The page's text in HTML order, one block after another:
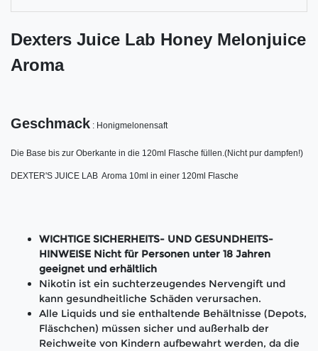
Dexters Juice Lab Honey Melonjuice
Aroma
Geschmack : Honigmelonensaft
Die Base bis zur Oberkante in die 120ml Flasche füllen.(Nicht pur dampfen!)
DEXTER'S JUICE LAB  Aroma 10ml in einer 120ml Flasche
WICHTIGE SICHERHEITS- UND GESUNDHEITS-
HINWEISE Nicht für Personen unter 18 Jahren
geeignet und erhältlich
Nikotin ist ein suchterzeugendes Nervengift und
kann gesundheitliche Schäden verursachen.
Alle Liquids und sie enthaltende Behältnisse (Depots,
Fläschchen) müssen sicher und außerhalb der
Reichweite von Kindern aufbewahrt werden, da die